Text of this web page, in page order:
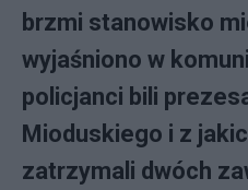
brzmi stanowisko
wyjaśniono w
policjanci bili
Mioduskiego i z
zatrzymali dwóch